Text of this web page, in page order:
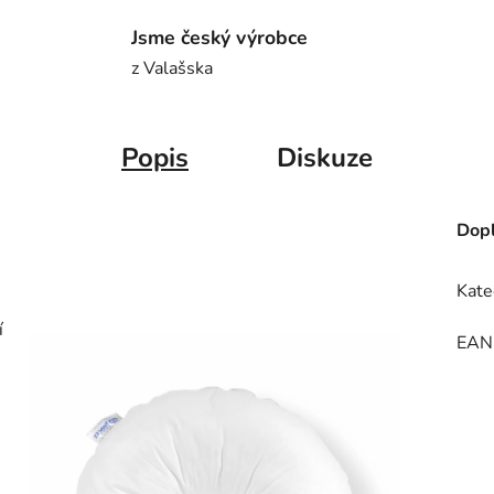
Jsme český výrobce
z Valašska
Popis Diskuze
EAN